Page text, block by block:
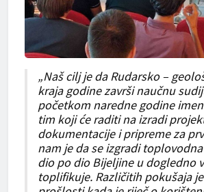
„Naš cilj je da Rudarsko –
kraja godine završi naučnu
početkom naredne godine
tim koji će raditi na izradi
dokumentacije i pripreme za
nam je da se izgradi
dio po dio Bijeljine u dogledno
toplifikuje. Različitih pokušaja